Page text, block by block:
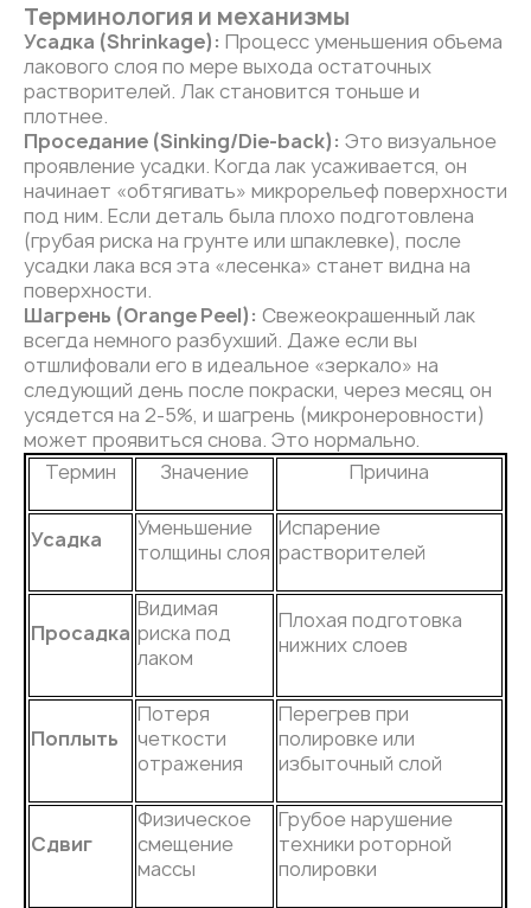
Терминология и механизмы
Усадка (Shrinkage): Процесс уменьшения объема
лакового слоя по мере выхода остаточных
растворителей. Лак становится тоньше и
плотнее.
Проседание (Sinking/Die-back): Это визуальное
проявление усадки. Когда лак усаживается, он
начинает «обтягивать» микрорельеф поверхности
под ним. Если деталь была плохо подготовлена
(грубая риска на грунте или шпаклевке), после
усадки лака вся эта «лесенка» станет видна на
поверхности.
Шагрень (Orange Peel): Свежеокрашенный лак
всегда немного разбухший. Даже если вы
отшлифовали его в идеальное «зеркало» на
следующий день после покраски, через месяц он
усядется на 2-5%, и шагрень (микронеровности)
может проявиться снова. Это нормально.
Термин
Значение Причина
Усадка
Уменьшение
толщины слоя
Испарение
растворителей
Просадка
Видимая
риска под
лаком
Плохая подготовка
нижних слоев
Поплыть
Потеря
четкости
отражения
Перегрев при
полировке или
избыточный слой
Сдвиг
Физическое
смещение
массы
Грубое нарушение
техники роторной
полировки